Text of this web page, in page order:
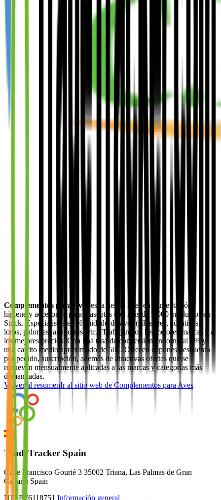
Complementos para Aves
es la tienda líder en alimentación,
higiene y accesorios para mascotas con más de 5.000 productos en
Stock. Especialistas en el cuidado de aves (silvestres, acuáticas,
loros, palomas, agapornis, etc.) Trabajan con las mejores marcas y a
los mejores precios. Con una tasa de conversión en torno al 2% y
una carrito medio aproximado de 50€. Ofrecen cupones descuento
por pedido, suscripción, además de atractivas ofertas que se
renuevan mensualmente aplicadas a las marcas y categorías más
demandadas.
Volver al resumenIr al sitio web de Complementos para Aves
TradeTracker Spain
Calle Francisco Gourié 3 35002 Triana, Las Palmas de Gran
Canaria Spain
NIF B76118751 Información general